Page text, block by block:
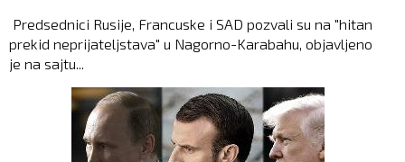
Predsednici Rusije, Francuske i SAD pozvali su na "hitan
prekid neprijateljstava" u Nagorno-Karabahu, objavljeno
je na sajtu...